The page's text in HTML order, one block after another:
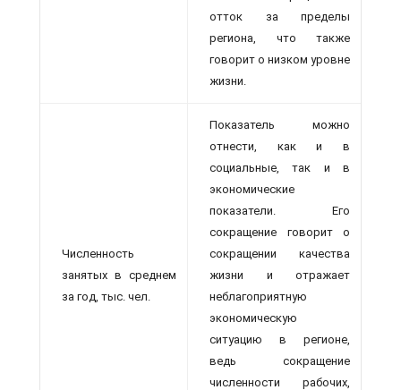
отток за пределы
региона, что также
говорит о низком уровне
жизни.
Численность
занятых в среднем
за год, тыс. чел.
Показатель можно
отнести, как и в
социальные, так и в
экономические
показате­ли. Его
сокращение говорит о
сокращении качества
жизни и отражает
неблаго­приятную
экономическую
ситуацию в регионе,
ведь сокращение
численности рабочих,